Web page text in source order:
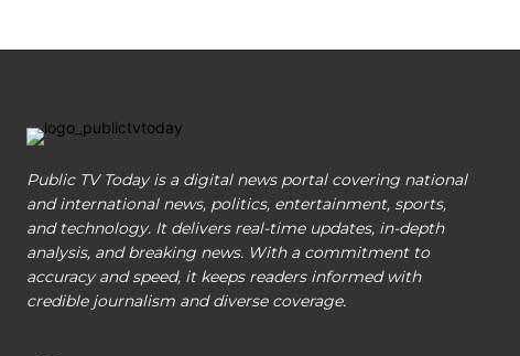
Public TV Today is a digital news portal covering national
and international news, politics, entertainment, sports,
and technology. It delivers real-time updates, in-depth
analysis, and breaking news. With a commitment to
accuracy and speed, it keeps readers informed with
credible journalism and diverse coverage.